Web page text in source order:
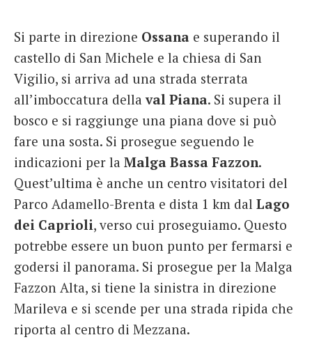
Si parte in direzione Ossana e superando il
castello di San Michele e la chiesa di San
Vigilio, si arriva ad una strada sterrata
all’imboccatura dellaval Piana. Si supera il
bosco e si raggiunge una piana dove si può
fare una sosta. Si prosegue seguendo le
indicazioni per la Malga Bassa Fazzon.
Quest’ultima è anche un centro visitatori del
Parco Adamello-Brenta e dista 1 km dal Lago
dei Caprioli, verso cui proseguiamo. Questo
potrebbe essere un buon punto per fermarsi e
godersi il panorama. Si prosegue per la Malga
Fazzon Alta, si tiene la sinistra in direzione
Marileva e si scende per una strada ripida che
riporta al centro di Mezzana.